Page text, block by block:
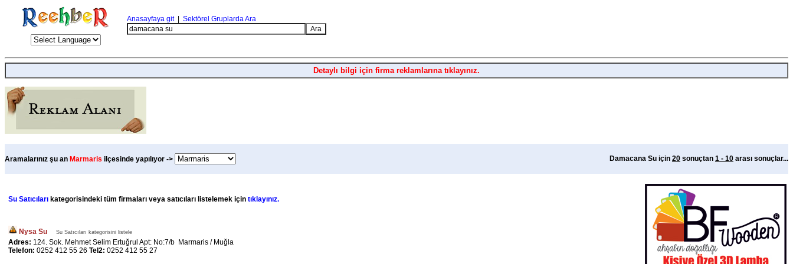
Anasayfaya git| Sektörel Gruplarda Ara
Detaylı bilgi için firma reklamlarına tıklayınız.
Aramalarınız şu an Marmaris ilçesinde yapılıyor -> Damacana Su için 20 sonuçtan 1 - 10 arası sonuçlar...
Su Satıcıları kategorisindeki tüm firmaları veya satıcıları listelemek için tıklayınız.
Nysa Su Su Satıcıları kategorisini listele
Adres: 124. Sok. Mehmet Selim Ertuğrul Apt: No:7/b Marmaris / Muğla
Telefon: 0252 412 55 26 Tel2: 0252 412 55 27